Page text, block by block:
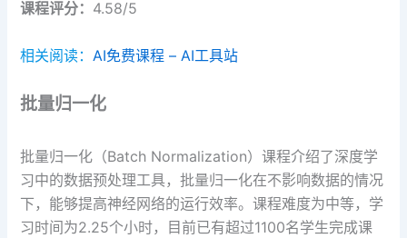
课程评分： 4.58/5
相关阅读： AI免费课程 – AI工具站
批量归一化
批量归一化（Batch Normalization）课程介绍了深度学
习中的数据预处理工具，批量归一化在不影响数据的情况
下，能够提高神经网络的运行效率。课程难度为中等，学
习时间为2.25个小时，目前已有超过1100名学生完成课